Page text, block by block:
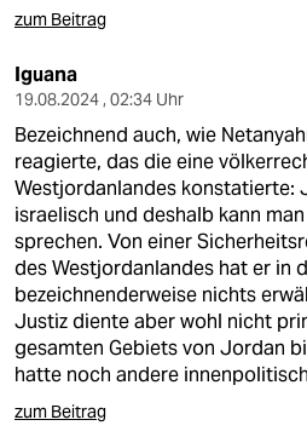
zum Beitrag
Iguana
19.08.2024 , 02:34 Uhr
Bezeichnend auch, wie
reagierte, das die eine
Westjordanlandes konstatierte:
israelisch und deshalb kann
sprechen. Von einer
des Westjordanlandes hat er in
bezeichnenderweise nichts
Justiz diente aber wohl nicht
gesamten Gebiets von Jordan
hatte noch andere
zum Beitrag